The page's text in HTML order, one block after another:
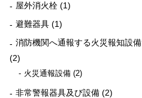
屋外消火栓 (1)
避難器具 (1)
消防機関へ通報する火災報知設備
(2)
火災通報設備 (2)
非常警報器具及び設備 (2)